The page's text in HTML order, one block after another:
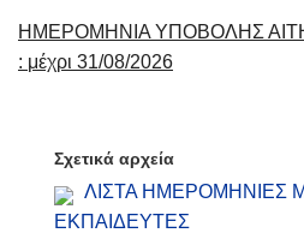
ΗΜΕΡΟΜΗΝΙΑ ΥΠΟΒΟΛΗΣ
: μέχρι 31/08/2026
Σχετικά αρχεία
ΛΙΣΤΑ ΗΜΕΡΟΜΗΝΙΕΣ
ΕΚΠΑΙΔΕΥΤΕΣ